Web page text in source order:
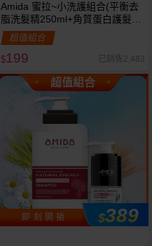
Amida 蜜拉~小洗護組合(平衡去
脂洗髮精250ml+角質蛋白護髮素
250ml)
超值組合
$199 已銷售2,483
超值組合
即 刻 開 搶 $389